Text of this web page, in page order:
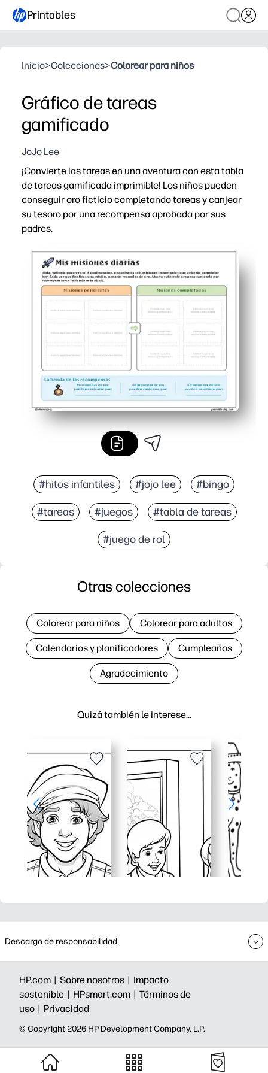
Printables
Inicio>Colecciones>Colorear para niños
Gráfico de tareas
gamificado
JoJo Lee
¡Convierte las tareas en una aventura con esta tabla
de tareas gamificada imprimible! Los niños pueden
conseguir oro ficticio completando tareas y canjear
su tesoro por una recompensa aprobada por sus
padres.
#hitos infantiles #jojo lee #bingo
#tareas #juegos #tabla de tareas
#juego de rol
Quizá también le interese…
Otras colecciones
Colorear para niños Colorear para adultos
Calendarios y planificadores Cumpleaños
Agradecimiento
Descargo de responsabilidad
HP.com | Sobre nosotros | Impacto
sostenible | HPsmart.com | Términos de
uso | Privacidad
©️ Copyright 2026 HP Development Company, L.P.